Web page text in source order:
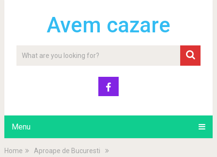
Avem cazare
Menu
Home
Aproape de Bucuresti